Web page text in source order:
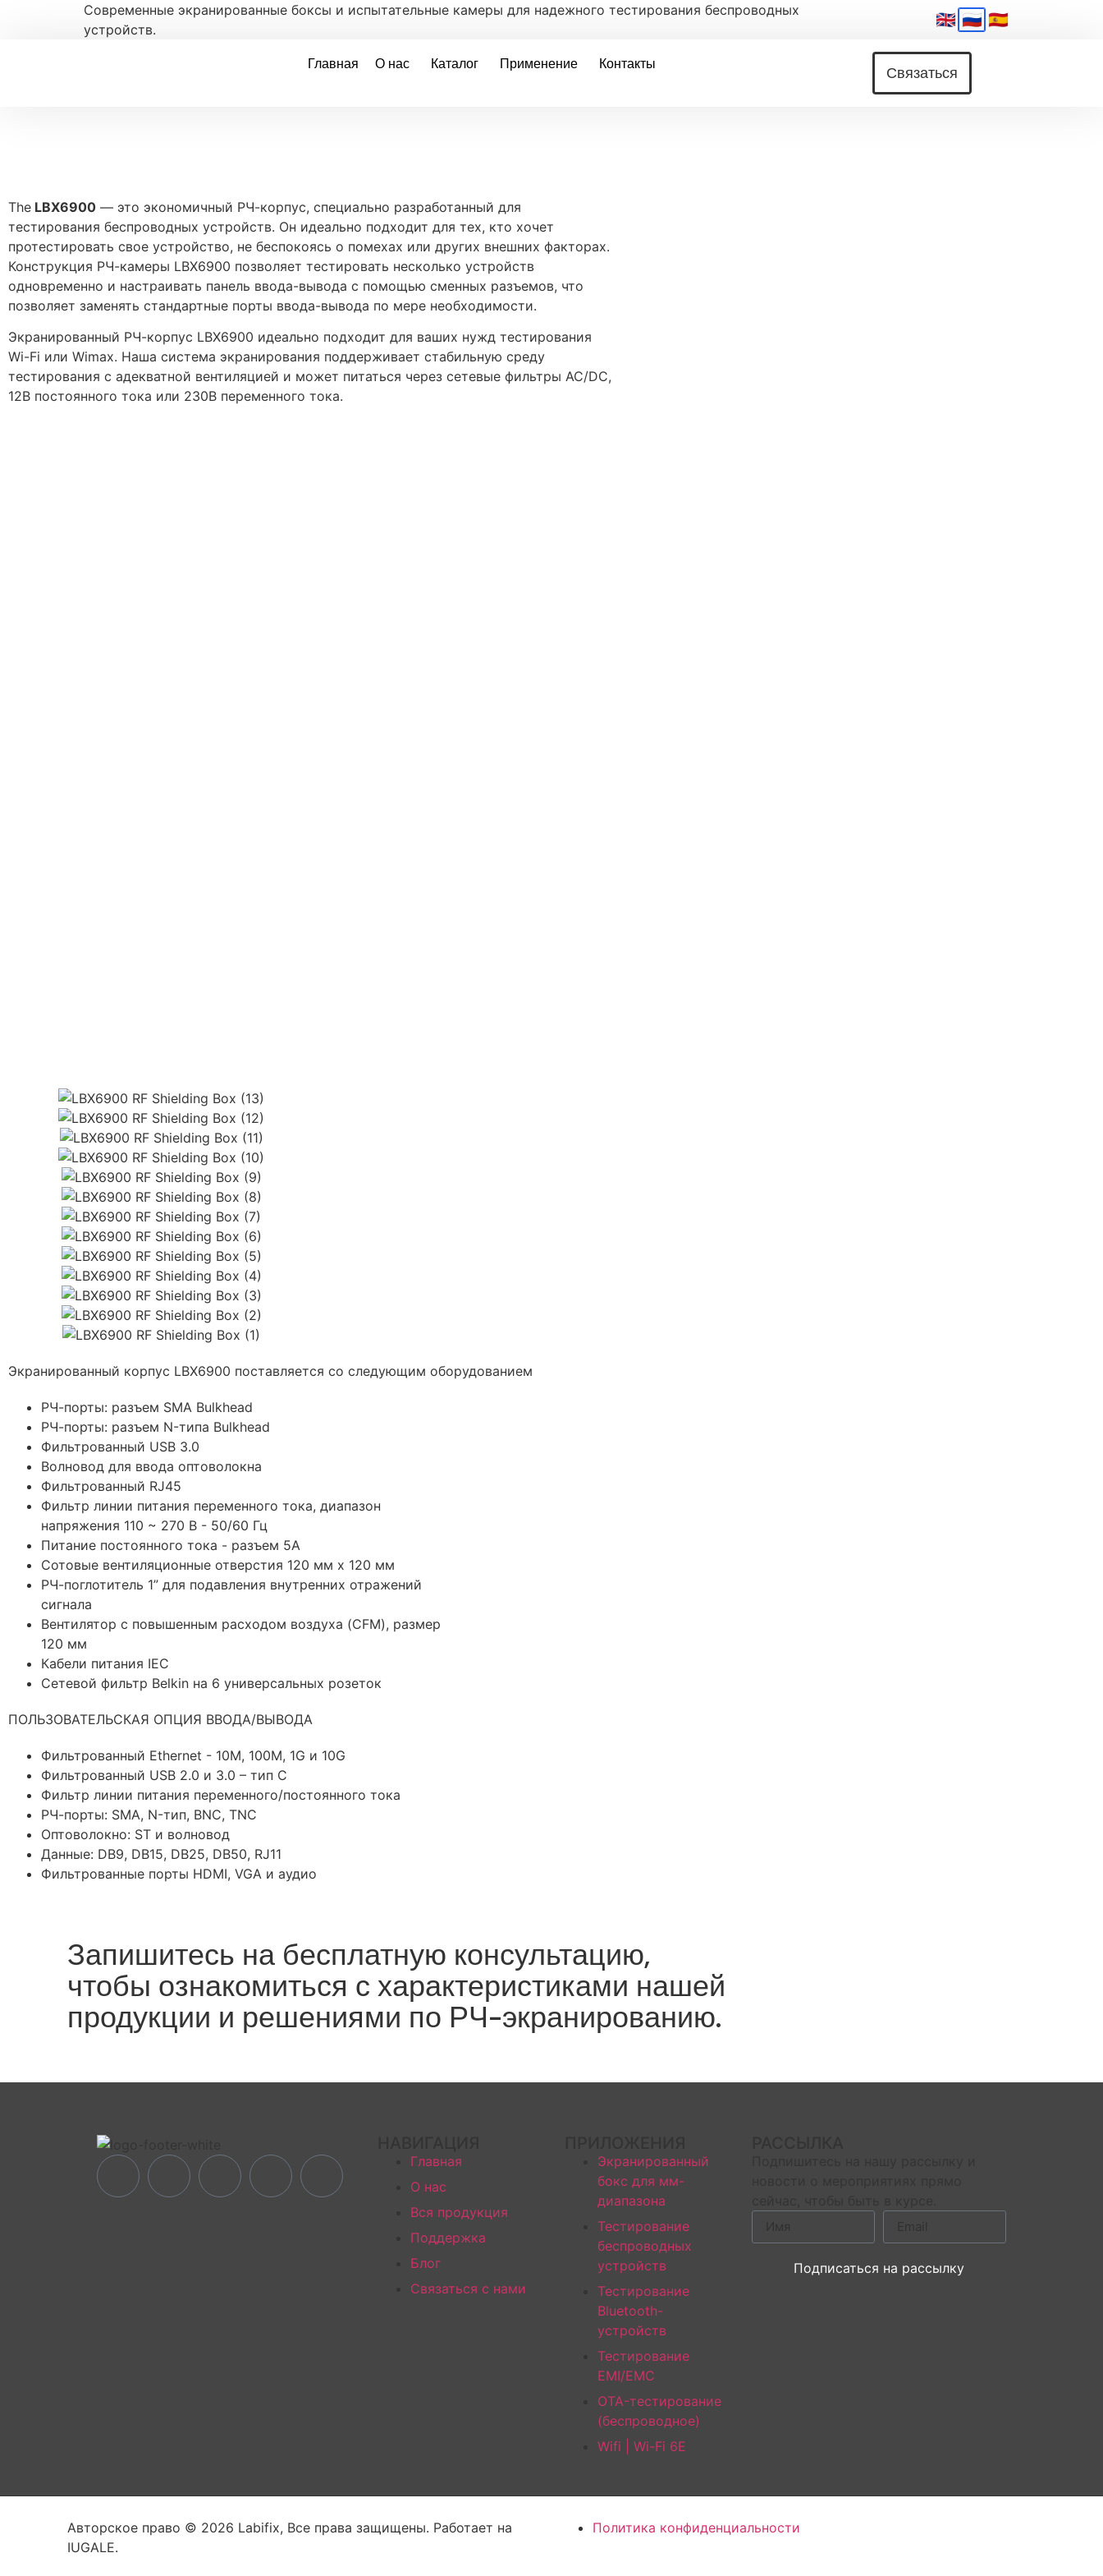
Современные экранированные боксы и испытательные камеры для надежного тестирования беспроводных
устройств.
🇬🇧 🇷🇺 🇪🇸
Главная О нас Каталог Применение Контакты
Связаться
The LBX6900 — это экономичный РЧ-корпус, специально разработанный для
тестирования беспроводных устройств. Он идеально подходит для тех, кто хочет
протестировать свое устройство, не беспокоясь о помехах или других внешних факторах.
Конструкция РЧ-камеры LBX6900 позволяет тестировать несколько устройств
одновременно и настраивать панель ввода-вывода с помощью сменных разъемов, что
позволяет заменять стандартные порты ввода-вывода по мере необходимости.
Экранированный РЧ-корпус LBX6900 идеально подходит для ваших нужд тестирования
Wi-Fi или Wimax. Наша система экранирования поддерживает стабильную среду
тестирования с адекватной вентиляцией и может питаться через сетевые фильтры AC/DC,
12В постоянного тока или 230В переменного тока.
Экранированный корпус LBX6900 поставляется со следующим оборудованием
РЧ-порты: разъем SMA Bulkhead
РЧ-порты: разъем N-типа Bulkhead
Фильтрованный USB 3.0
Волновод для ввода оптоволокна
Фильтрованный RJ45
Фильтр линии питания переменного тока, диапазон
напряжения 110 ~ 270 В - 50/60 Гц
Питание постоянного тока - разъем 5А
Сотовые вентиляционные отверстия 120 мм x 120 мм
РЧ-поглотитель 1” для подавления внутренних отражений
сигнала
Вентилятор с повышенным расходом воздуха (CFM), размер
120 мм
Кабели питания IEC
Сетевой фильтр Belkin на 6 универсальных розеток
ПОЛЬЗОВАТЕЛЬСКАЯ ОПЦИЯ ВВОДА/ВЫВОДА
Фильтрованный Ethernet - 10M, 100M, 1G и 10G
Фильтрованный USB 2.0 и 3.0 – тип C
Фильтр линии питания переменного/постоянного тока
РЧ-порты: SMA, N-тип, BNC, TNC
Оптоволокно: ST и волновод
Данные: DB9, DB15, DB25, DB50, RJ11
Фильтрованные порты HDMI, VGA и аудио
Запишитесь на бесплатную консультацию,
чтобы ознакомиться с характеристиками нашей
продукции и решениями по РЧ-экранированию.
Главная
О нас
Вся продукция
Поддержка
Блог
Связаться с нами
Экранированный
бокс для мм-
диапазона
Тестирование
беспроводных
устройств
Тестирование
Bluetooth-
устройств
Тестирование
EMI/EMC
OTA-тестирование
(беспроводное)
Wifi | Wi-Fi 6E
Подписаться на рассылку
Авторское право © 2026 Labifix, Все права защищены. Работает на
IUGALE.
Политика конфиденциальности